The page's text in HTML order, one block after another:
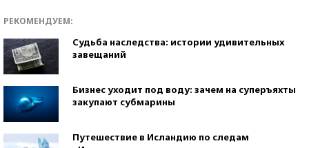
РЕКОМЕНДУЕМ:
Судьба наследства: истории удивительных
завещаний
Бизнес уходит под воду: зачем на суперъяхты
закупают субмарины
Путешествие в Исландию по следам